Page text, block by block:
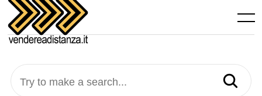
Skip
content
Menu
Try to make a search...